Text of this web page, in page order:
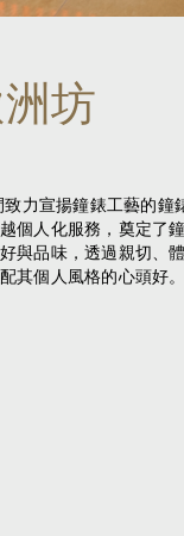
坊
力宣揚鐘錶工藝的
個人化服務，奠定了
與品味，透過親切、
其個人風格的心頭好。